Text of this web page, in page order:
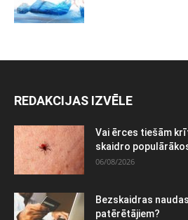
REDAKCIJAS IZVĒLE
Vai ērces tiešām
skaidro
06/08/2026
Bezskaidras
patērētājiem?